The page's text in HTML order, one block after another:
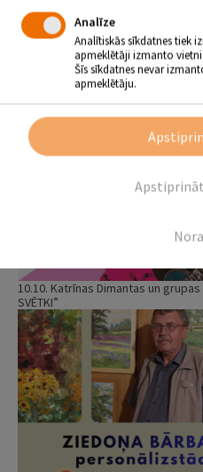
26.08. Jura Kaukuļa “Rokkoncerts
10.10. Katrīnas Dimantas un
SVĒTKI”
Analīze
Analītiskās sīkdatnes tiek
apmeklētāji izmanto
Šīs sīkdatnes nevar
apmeklētāju.